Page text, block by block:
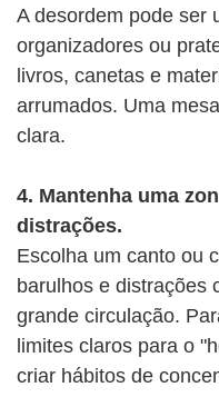
A desordem pode ser
organizadores ou
livros, canetas e
arrumados. Uma
clara.
4. Mantenha uma
distrações.
Escolha um canto ou
barulhos e distrações
grande circulação.
limites claros para o
criar hábitos de